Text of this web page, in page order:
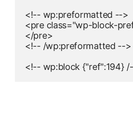
<!-- wp:preformatted -->
<pre class="wp-block-
</pre>
<!-- /wp:preformatted -->
<!-- wp:block {"ref":194}